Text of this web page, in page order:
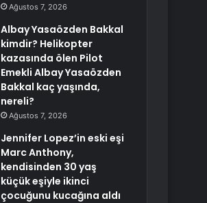
Ağustos 7, 2026
Albay Yasaözden Bakkal
kimdir? Helikopter
kazasında ölen Pilot
Emekli Albay Yasaözden
Bakkal kaç yaşında,
nereli?
Ağustos 7, 2026
Jennifer Lopez’in eski eşi
Marc Anthony,
kendisinden 30 yaş
küçük eşiyle ikinci
çocuğunu kucağına aldı